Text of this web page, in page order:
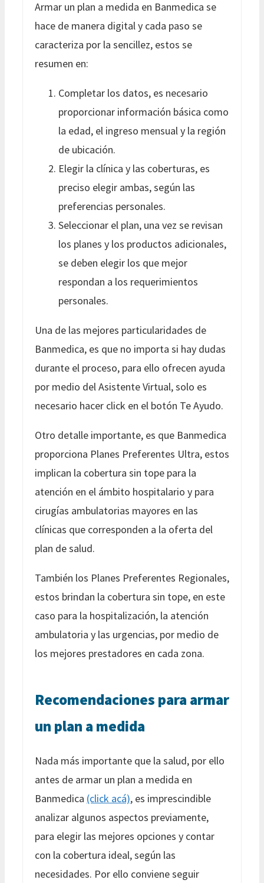
Armar un plan a medida en Banmedica se
hace de manera digital y cada paso se
caracteriza por la sencillez, estos se
resumen en:
Completar los datos, es necesario
proporcionar información básica como
la edad, el ingreso mensual y la región
de ubicación.
Elegir la clínica y las coberturas, es
preciso elegir ambas, según las
preferencias personales.
Seleccionar el plan, una vez se revisan
los planes y los productos adicionales,
se deben elegir los que mejor
respondan a los requerimientos
personales.
Una de las mejores particularidades de
Banmedica, es que no importa si hay dudas
durante el proceso, para ello ofrecen ayuda
por medio del Asistente Virtual, solo es
necesario hacer click en el botón Te Ayudo.
Otro detalle importante, es que Banmedica
proporciona Planes Preferentes Ultra, estos
implican la cobertura sin tope para la
atención en el ámbito hospitalario y para
cirugías ambulatorias mayores en las
clínicas que corresponden a la oferta del
plan de salud.
También los Planes Preferentes Regionales,
estos brindan la cobertura sin tope, en este
caso para la hospitalización, la atención
ambulatoria y las urgencias, por medio de
los mejores prestadores en cada zona.
Recomendaciones para armar
un plan a medida
Nada más importante que la salud, por ello
antes de armar un plan a medida en
Banmedica (click acá), es imprescindible
analizar algunos aspectos previamente,
para elegir las mejores opciones y contar
con la cobertura ideal, según las
necesidades. Por ello conviene seguir